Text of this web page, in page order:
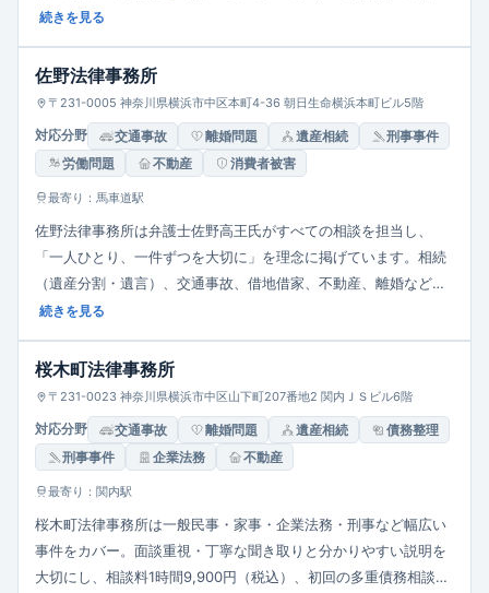
間対応可で、丁寧なヒアリングと迅速な解決を重視。相談しやす
続きを見る
佐野法律事務所
〒231-0005 神奈川県横浜市中区本町4-36 朝日生命横浜本町ビル5階
対応分野 交通事故 離婚問題 遺産相続
刑事事件
労働問題
不動産 消費者被害
最寄り：馬車道駅
佐野法律事務所は弁護士佐野高王氏がすべての相談を担当し、
「一人ひとり、一件ずつを大切に」を理念に掲げています。相続
（遺産分割・遺言）、交通事故、借地借家、不動産、離婚など市
民の身近な案件を中心に丁寧な事情聴取・分かりやすい説明・迅
初回30分5500円の相談料で依頼者に寄り添った地域密着型事務
続きを見る
桜木町法律事務所
〒231-0023 神奈川県横浜市中区山下町207番地2 関内ＪＳビル6階
対応分野 交通事故 離婚問題 遺産相続
債務整理
刑事事件
企業法務 不動産
最寄り：関内駅
桜木町法律事務所は一般民事・家事・企業法務・刑事など幅広い
事件をカバー。面談重視・丁寧な聞き取りと分かりやすい説明を
大切にし、相談料1時間9,900円（税込）、初回の多重債務相談無